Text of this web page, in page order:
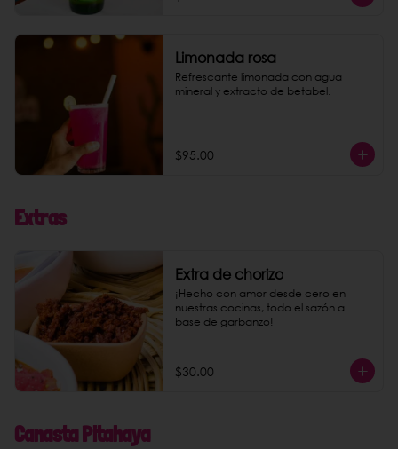
Limonada rosa
Refrescante limonada con agua
mineral y extracto de betabel.
$95.00
Extras
Extra de chorizo
¡Hecho con amor desde cero en
nuestras cocinas, todo el sazón a
base de garbanzo!
$30.00
Canasta Pitahaya